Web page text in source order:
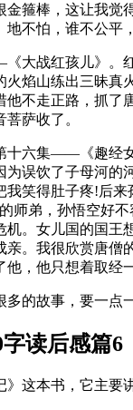
金箍棒，这让我觉
不怕，谁不公平
大战红孩儿》。
火焰山练出三昧真
他不走正路，抓了
萨收了。
十六集——《趣经
误饮了子母河的
我笑得肚子疼!后来
师弟，孙悟空好
机。女儿国的国王
亲。我很欣赏唐僧
，他只想着取经
的故事，要一点
字读后感篇6
》这本书，它主要